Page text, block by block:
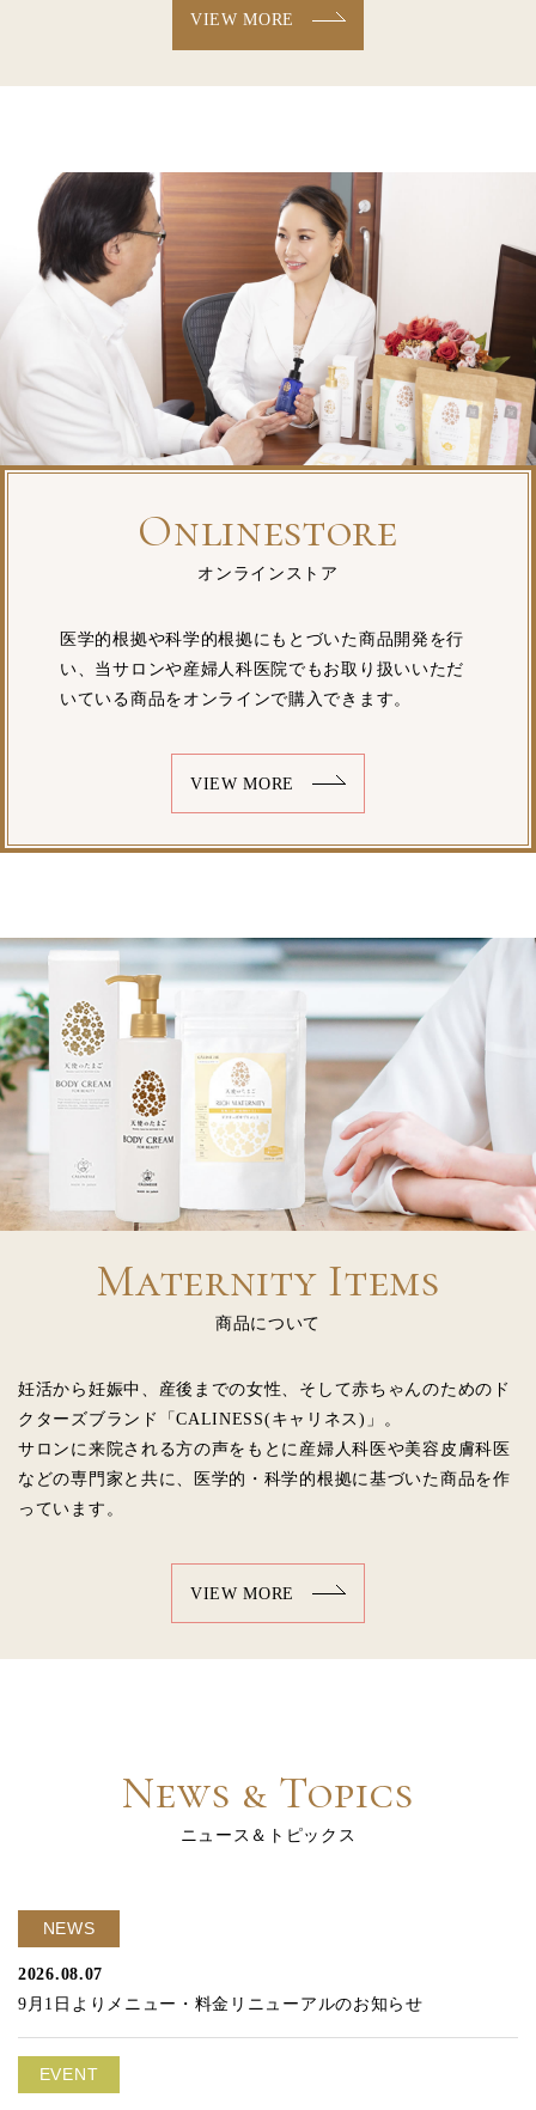
VIEW MORE
Onlinestore
オンラインストア
医学的根拠や科学的根拠にもとづいた商品開発を行
い、当サロンや産婦人科医院でもお取り扱いいただ
いている商品をオンラインで購入できます。
VIEW MORE
Maternity Items
商品について
妊活から妊娠中、産後までの女性、そして赤ちゃんのためのド
クターズブランド「CALINESS(キャリネス)」。
サロンに来院される方の声をもとに産婦人科医や美容皮膚科医
などの専門家と共に、医学的・科学的根拠に基づいた商品を作
っています。
VIEW MORE
News & Topics
ニュース＆トピックス
NEWS
2026.08.07
9月1日よりメニュー・料金リニューアルのお知らせ
EVENT